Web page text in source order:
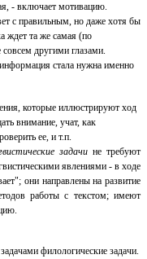
- включает мотивацию.
с правильным, но даже хотя бы
ждет та же самая (по
другими глазами.
стала нужна именно
которые иллюстрируют ход
внимание, учат, как
ее, и т.п.
задачи не требуют
явлениями - в ходе
они направлены на развитие
работы с текстом; имеют
филологические задачи.